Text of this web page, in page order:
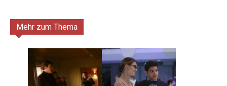
Mehr zum Thema